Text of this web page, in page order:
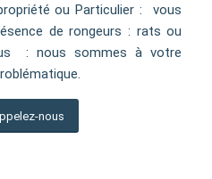
ou Particulier : vous
de rongeurs : rats ou
: nous sommes à votre
nous